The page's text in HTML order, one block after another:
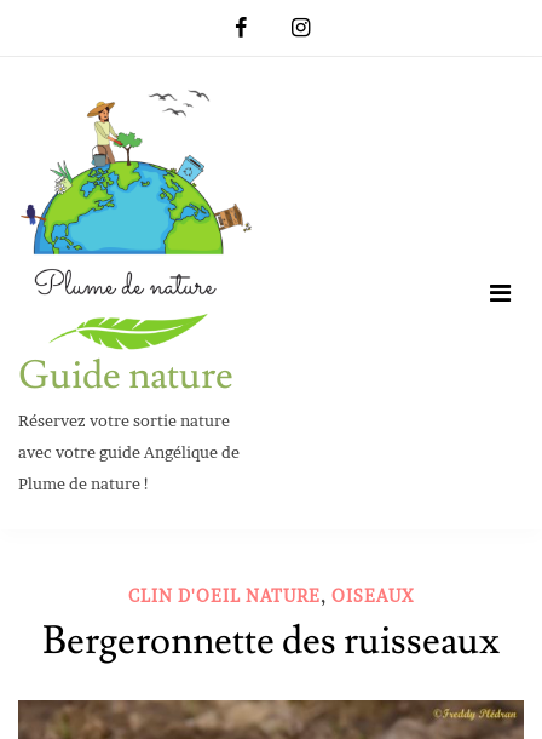
Guide nature
Réservez votre sortie nature
avec votre guide Angélique de
Plume de nature !
CLIN D'OEIL NATURE, OISEAUX
Bergeronnette des ruisseaux